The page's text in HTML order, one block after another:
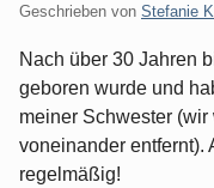
Geschrieben von Stefanie
Nach über 30 Jahren
geboren wurde und
meiner Schwester
voneinander entfernt).
regelmäßig!